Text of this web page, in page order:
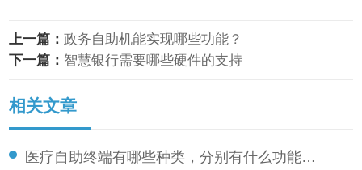
上一篇：政务自助机能实现哪些功能？
下一篇： 智慧银行需要哪些硬件的支持
相关文章
医疗自助终端有哪些种类，分别有什么功能…